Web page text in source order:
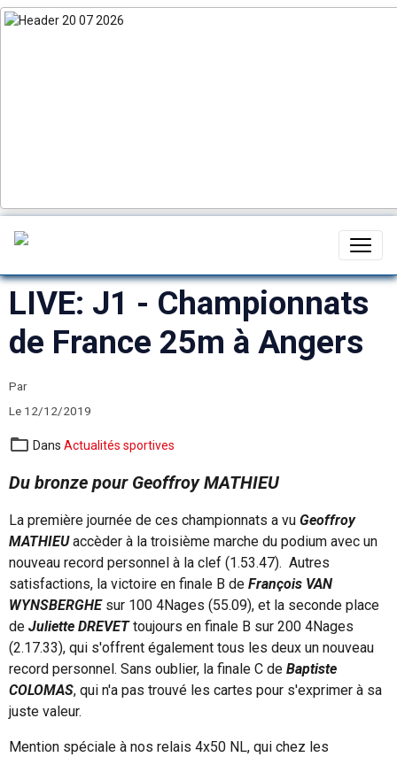
LIVE: J1 - Championnats
de France 25m à Angers
Par
Le 12/12/2019
Dans Actualités sportives
Du bronze pour Geoffroy MATHIEU
La première journée de ces championnats a vu Geoffroy
MATHIEUaccèder à la troisième marche du podium avec un
nouveau record personnel à la clef (1.53.47). Autres
satisfactions, la victoire en finale B de François VAN
WYNSBERGHEsur 100 4Nages (55.09), et la seconde place
de Juliette DREVETtoujours en finale B sur 200 4Nages
(2.17.33), qui s'offrent également tous les deux un nouveau
record personnel. Sans oublier, la finale C de Baptiste
COLOMAS, qui n'a pas trouvé les cartes pour s'exprimer à sa
juste valeur.
Mention spéciale à nos relais 4x50 NL, qui chez les